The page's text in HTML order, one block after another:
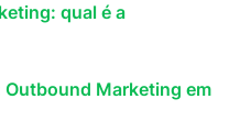
qual é a
Marketing em